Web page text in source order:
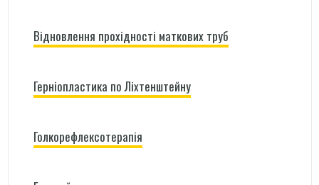
Відновлення прохідності маткових труб
Герніопластика по Ліхтенштейну
Голкорефлексотерапія